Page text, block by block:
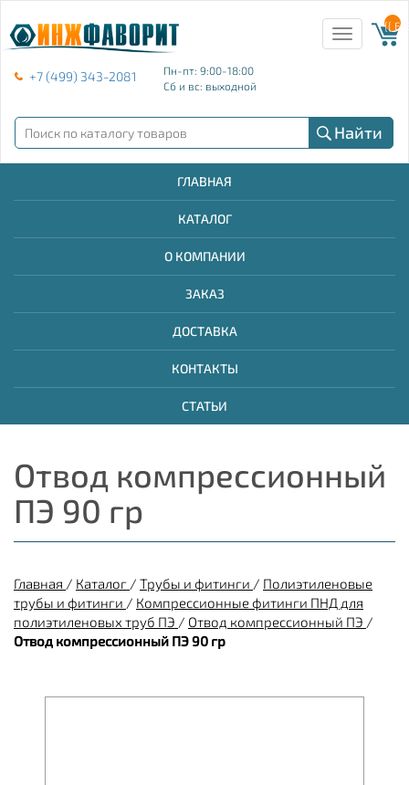
+7 (499) 343-2081
Пн-пт: 9:00-18:00
Сб и вс: выходной
Toggle
navigation
{{
Найти
ГЛАВНАЯ
КАТАЛОГ
О КОМПАНИИ
ЗАКАЗ
ДОСТАВКА
КОНТАКТЫ
СТАТЬИ
Отвод компрессионный
ПЭ 90 гр
Главная / Каталог / Трубы и фитинги / Полиэтиленовые
трубы и фитинги / Компрессионные фитинги ПНД для
полиэтиленовых труб ПЭ / Отвод компрессионный ПЭ /
Отвод компрессионный ПЭ 90 гр